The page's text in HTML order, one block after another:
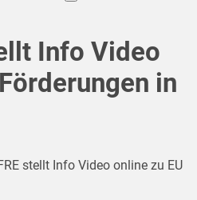
Info Video
in
stellt Info Video online zu EU